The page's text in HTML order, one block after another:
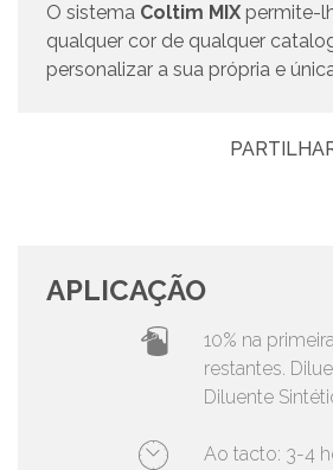
O sistema Coltim MIX permite-
qualquer cor de qualquer
personalizar a sua própria e
APLICAÇÃO
10% na
restantes.
Diluente
Ao tacto: 3-4